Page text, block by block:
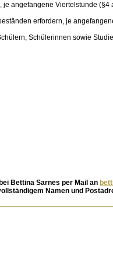
je angefangene Viertelstunde (§4
erfordern, je
Schülerinnen sowie
Bettina Sarnes per Mail an
Namen und